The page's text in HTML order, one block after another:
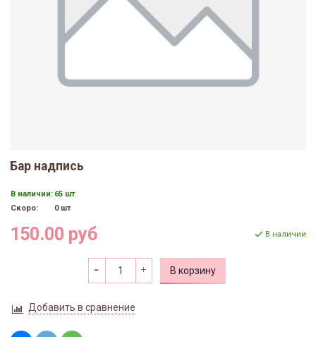
Бар надпись
В наличии: 65 шт
Скоро:
0 шт
150.00 руб В наличии
В корзину
Добавить в сравнение